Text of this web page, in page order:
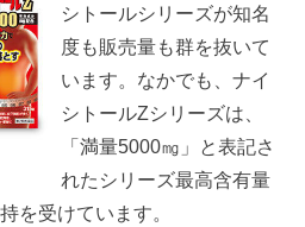
シトールシリーズが知名
度も販売量も群を抜いて
います。なかでも、ナイ
シトールZシリーズは、
「満量5000㎎」と表記さ
れたシリーズ最高含有量
を受けています。